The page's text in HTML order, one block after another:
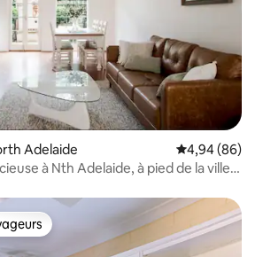
Adelaide Évaluation
4,94 (86)
à Nth Adelaide, à pied de la ville,